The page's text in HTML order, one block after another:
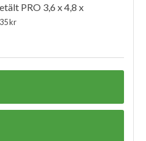
PRO 3,6 x 4,8 x
kr